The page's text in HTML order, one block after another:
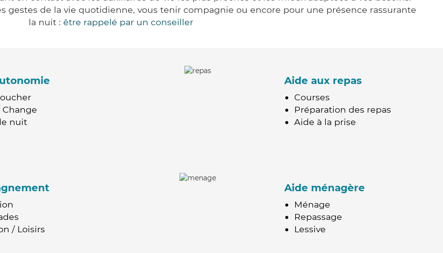
gestes de la vie quotidienne, vous tenir compagnie ou encore pour une présence rassurante
la nuit : être rappelé par un conseiller
nuit
Aide aux repas
Courses
Préparation des repas
Aide à la prise
/ Loisirs
Aide ménagère
Ménage
Repassage
Lessive